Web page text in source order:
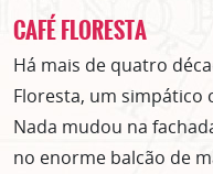
CAFÉ FLORESTA
Há mais de quatro
Floresta, um simpático
Nada mudou na
no enorme balcão de